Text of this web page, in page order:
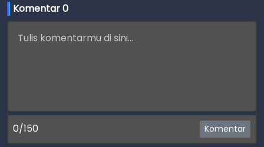
Komentar 0
0/150 Komentar